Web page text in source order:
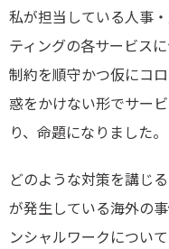
私が担当している人事
ティングの各サービス
制約を順守かつ仮にコ
惑をかけない形でサー
り、命題になりました。
どのような対策を講じ
が発生している海外の
ンシャルワークについ